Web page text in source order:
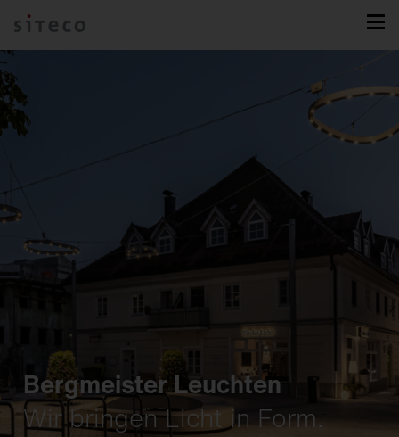
Bergmeister Leuchten
Wir bringen Licht in Form.